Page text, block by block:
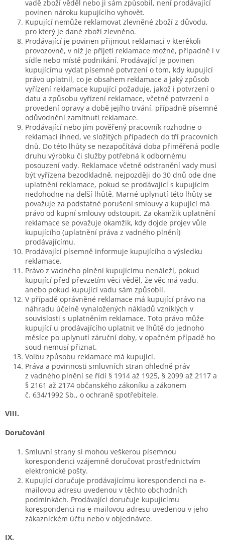
vadě zboží věděl nebo ji sám způsobil, není prodávající
povinen nároku kupujícího vyhovět.
Kupující nemůže reklamovat zlevněné zboží z důvodu,
pro který je dané zboží zlevněno.
Prodávající je povinen přijmout reklamaci v kterékoli
provozovně, v níž je přijetí reklamace možné, případně i v
sídle nebo místě podnikání. Prodávající je povinen
kupujícímu vydat písemné potvrzení o tom, kdy kupující
právo uplatnil, co je obsahem reklamace a jaký způsob
vyřízení reklamace kupující požaduje, jakož i potvrzení o
datu a způsobu vyřízení reklamace, včetně potvrzení o
provedení opravy a době jejího trvání, případně písemné
odůvodnění zamítnutí reklamace.
Prodávající nebo jím pověřený pracovník rozhodne o
reklamaci ihned, ve složitých případech do tří pracovních
dnů. Do této lhůty se nezapočítává doba přiměřená podle
druhu výrobku či služby potřebná k odbornému
posouzení vady. Reklamace včetně odstranění vady musí
být vyřízena bezodkladně, nejpozději do 30 dnů ode dne
uplatnění reklamace, pokud se prodávající s kupujícím
nedohodne na delší lhůtě. Marné uplynutí této lhůty se
považuje za podstatné porušení smlouvy a kupující má
právo od kupní smlouvy odstoupit. Za okamžik uplatnění
reklamace se považuje okamžik, kdy dojde projev vůle
kupujícího (uplatnění práva z vadného plnění)
prodávajícímu.
Prodávající písemně informuje kupujícího o výsledku
reklamace.
Právo z vadného plnění kupujícímu nenáleží, pokud
kupující před převzetím věci věděl, že věc má vadu,
anebo pokud kupující vadu sám způsobil.
V případě oprávněné reklamace má kupující právo na
náhradu účelně vynaložených nákladů vzniklých v
souvislosti s uplatněním reklamace. Toto právo může
kupující u prodávajícího uplatnit ve lhůtě do jednoho
měsíce po uplynutí záruční doby, v opačném případě ho
soud nemusí přiznat.
Volbu způsobu reklamace má kupující.
Práva a povinnosti smluvních stran ohledně práv
z vadného plnění se řídí § 1914 až 1925, § 2099 až 2117 a
§ 2161 až 2174 občanského zákoníku a zákonem
č. 634/1992 Sb., o ochraně spotřebitele.
VIII.
Doručování
Smluvní strany si mohou veškerou písemnou
korespondenci vzájemně doručovat prostřednictvím
elektronické pošty.
Kupující doručuje prodávajícímu korespondenci na e-
mailovou adresu uvedenou v těchto obchodních
podmínkách. Prodávající doručuje kupujícímu
korespondenci na e-mailovou adresu uvedenou v jeho
zákaznickém účtu nebo v objednávce.
IX.